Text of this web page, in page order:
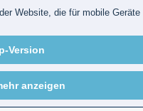
Website, die für mobile Geräte
Version
anzeigen